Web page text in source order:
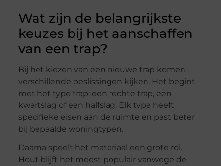
Wat zijn de belangrijkste
keuzes bij het aanschaffen
van een trap?
Bij het kiezen van een nieuwe trap komen
verschillende beslissingen kijken. Het begint
met het type trap: een rechte trap, een
kwartslag of een halfslag. Elk type heeft
specifieke eisen aan de ruimte en past beter
bij bepaalde woningtypen.
Daarna speelt het materiaal een grote rol.
Hout blijft het meest populair vanwege de